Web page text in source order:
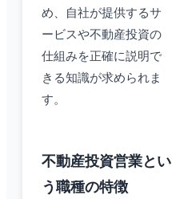
め、自社が提供するサ
ービスや不動産投資の
仕組みを正確に説明で
きる知識が求められま
す。
不動産投資営業とい
う職種の特徴